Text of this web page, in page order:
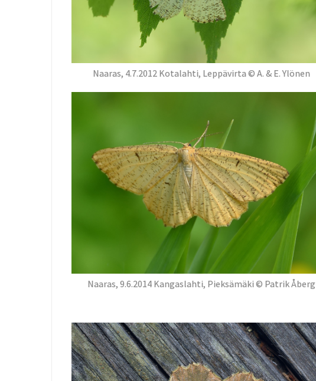
Naaras, 4.7.2012 Kotalahti, Leppävirta © A. & E. Ylönen
Naaras, 9.6.2014 Kangaslahti, Pieksämäki © Patrik Åberg